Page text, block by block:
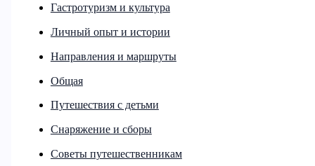
Гастротуризм и культура
Личный опыт и истории
Направления и маршруты
Общая
Путешествия с детьми
Снаряжение и сборы
Советы путешественникам